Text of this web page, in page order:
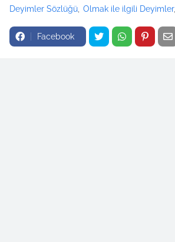
Deyimler Sözlüğü Olmak ile ilgili Deyimler
Facebook